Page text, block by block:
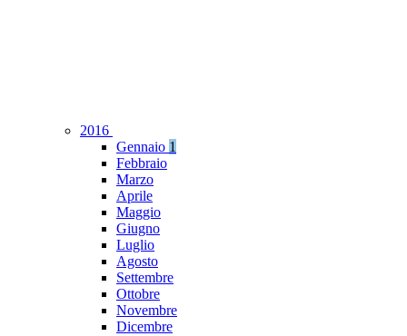
2016
Gennaio 1
Febbraio
Marzo
Aprile
Maggio
Giugno
Luglio
Agosto
Settembre
Ottobre
Novembre
Dicembre